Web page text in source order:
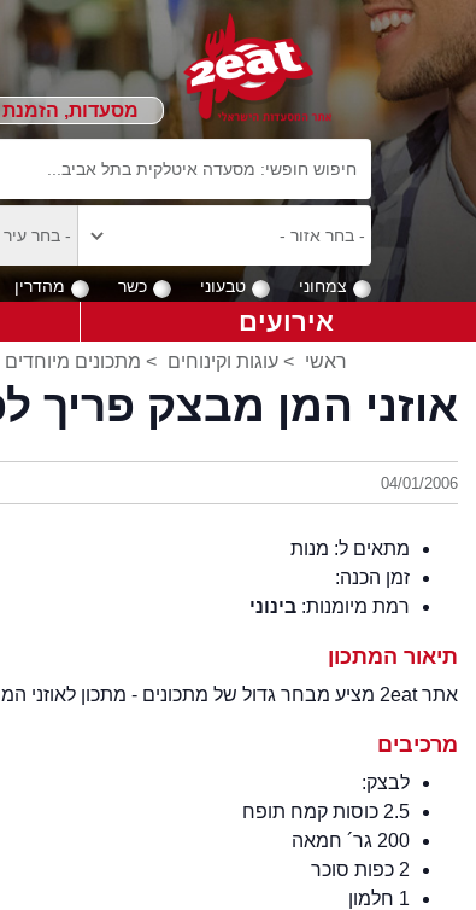
מסעדות,
צמחוני טבעוני כשר מהדרין
אירועים
ראשי > עוגות וקינוחים > מתכונים מיוחדים
אוזני המן מבצק פריך
04/01/2006
מתאים ל: מנות
זמן הכנה:
רמת מיומנות: בינוני
תיאור המתכון
אתר 2eat מציע מבחר גדול של מתכונים - מתכון לאוזני המן מבצק פריך לפורים ברמת מיומנות בינוני - מתכון מעולה למנה טעימה.
מרכיבים
לבצק:
2.5 כוסות קמח תופח
200 גר´ חמאה
2 כפות סוכר
1 חלמון